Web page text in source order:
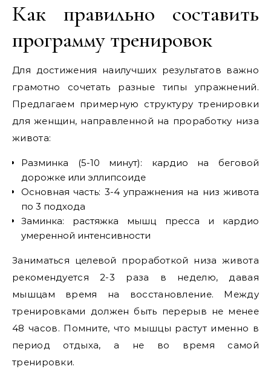
Как правильно составить
программу тренировок
Для достижения наилучших результатов важно
грамотно сочетать разные типы упражнений.
Предлагаем примерную структуру тренировки
для женщин, направленной на проработку низа
живота:
Разминка (5-10 минут): кардио на беговой
дорожке или эллипсоиде
Основная часть: 3-4 упражнения на низ живота
по 3 подхода
Заминка: растяжка мышц пресса и кардио
умеренной интенсивности
Заниматься целевой проработкой низа живота
рекомендуется 2-3 раза в неделю, давая
мышцам время на восстановление. Между
тренировками должен быть перерыв не менее
48 часов. Помните, что мышцы растут именно в
период отдыха, а не во время самой
тренировки.